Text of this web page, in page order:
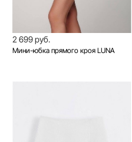
2 699 руб.
Мини-юбка прямого кроя LUNA